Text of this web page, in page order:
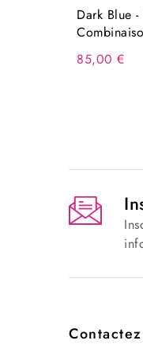
Dark Blue
85,00 €